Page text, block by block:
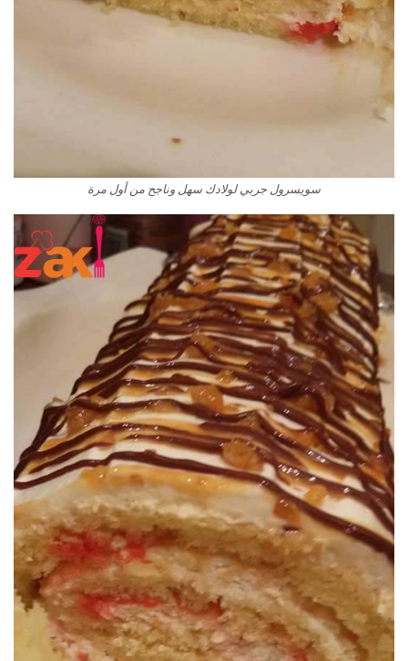
سويسرول جربي لولادك سهل وناجح من أول مرة